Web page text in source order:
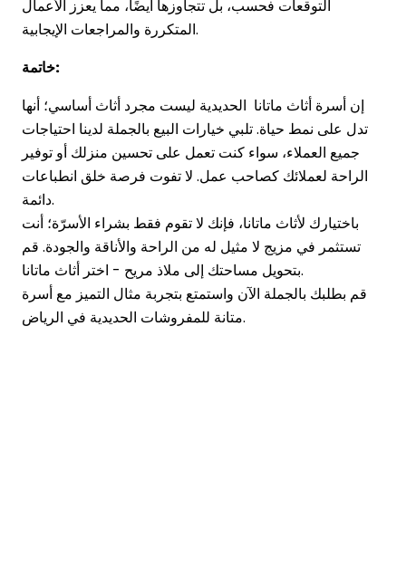
التوقعات فحسب، بل تتجاوزها أيضًا، مما يعزز الأعمال
المتكررة والمراجعات الإيجابية.
خاتمة:
إن أسرة أثاث ماتانا الحديدية ليست مجرد أثاث أساسي؛ أنها
تدل على نمط حياة. تلبي خيارات البيع بالجملة لدينا احتياجات
جميع العملاء، سواء كنت تعمل على تحسين منزلك أو توفير
الراحة لعملائك كصاحب عمل. لا تفوت فرصة خلق انطباعات
دائمة.
باختيارك لأثاث ماتانا، فإنك لا تقوم فقط بشراء الأسرّة؛ أنت
تستثمر في مزيج لا مثيل له من الراحة والأناقة والجودة. قم
بتحويل مساحتك إلى ملاذ مريح - اختر أثاث ماتانا.
قم بطلبك بالجملة الآن واستمتع بتجربة مثال التميز مع أسرة
متانة للمفروشات الحديدية في الرياض .